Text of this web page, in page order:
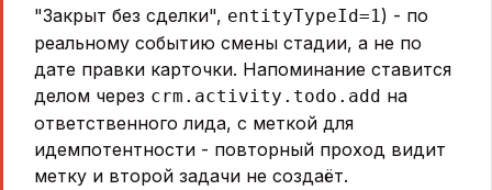
"Закрыт без сделки", entityTypeId=1) - по
реальному событию смены стадии, а не по
дате правки карточки. Напоминание ставится
делом через crm.activity.todo.add на
ответственного лида, с меткой для
идемпотентности - повторный проход видит
метку и второй задачи не создаёт.